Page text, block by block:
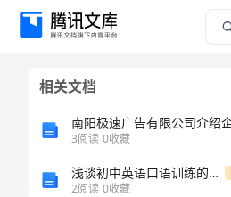
智
相关文档
3阅读 0收藏
浅谈初中英语口语训练的方法
2阅读 0收藏